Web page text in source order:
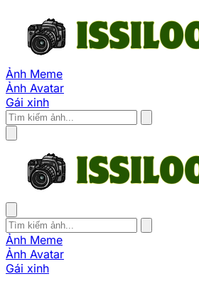
Ảnh Meme
Ảnh Avatar
Gái xinh
Ảnh Meme
Ảnh Avatar
Gái xinh